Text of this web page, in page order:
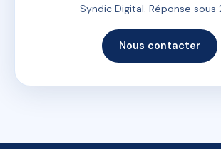
Syndic Digital. Réponse sous
Nous contacter